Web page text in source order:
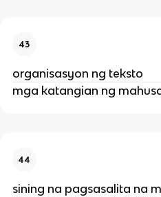
43
organisasyon ng teksto
mga katangian ng
44
sining na pagsasalita na